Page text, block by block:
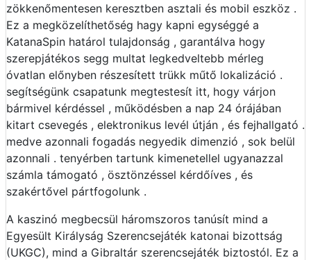
zökkenőmentesen keresztben asztali és mobil eszköz .
Ez a megközelíthetőség hagy kapni egységgé a
KatanaSpin határol tulajdonság , garantálva hogy
szerepjátékos segg multat legkedveltebb mérleg
óvatlan előnyben részesített trükk műtő lokalizáció .
segítségünk csapatunk megtestesít itt, hogy várjon
bármivel kérdéssel , működésben a nap 24 órájában
kitart csevegés , elektronikus levél útján , és fejhallgató .
medve azonnali fogadás negyedik dimenzió , sok belül
azonnali . tenyérben tartunk kimenetellel ugyanazzal
számla támogató , ösztönzéssel kérdőíves , és
szakértővel pártfogolunk .
A kaszinó megbecsül háromszoros tanúsít mind a
Egyesült Királyság Szerencsejáték katonai bizottság
(UKGC), mind a Gibraltár szerencsejáték biztostól. Ez a